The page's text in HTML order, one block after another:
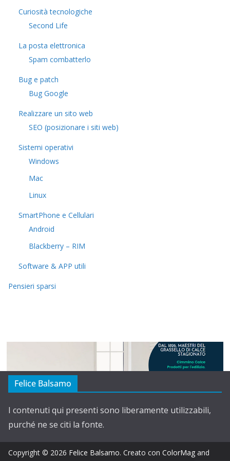
Curiosità tecnologiche
​Second Life
La posta elettronica
Spam combatterlo
Bug e patch
Bug Google
Realizzare un sito web
SEO (posizionare i siti web)
Sistemi operativi
Windows
Mac
Linux
SmartPhone e Cellulari
Android
Blackberry – RIM
Software & APP utili
Pensieri sparsi
Felice Balsamo
I contenuti qui presenti sono liberamente utilizzabili,
purché ne se citi la fonte.
Copyright © 2026 Felice Balsamo. Creato con ColorMag and